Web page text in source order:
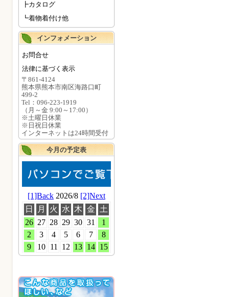
┣カタログ
┗着物着付け他
インフォメーション
お問合せ
法律に基づく表示
〒861-4124
熊本県熊本市南区海路口町
499-2
Tel：096-223-1919
（月～金 9:00～17:00）
※土曜日休業
※日祝日休業
インターネットは24時間受付
今月の予定表